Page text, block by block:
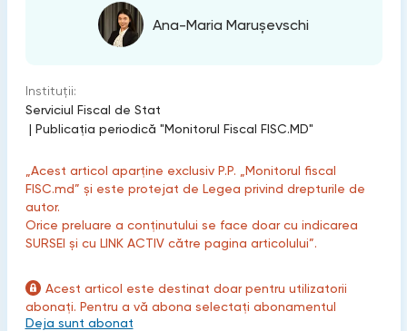
Ana-Maria Marușevschi
Instituții:
Serviciul Fiscal de Stat
| Publicaţia periodică "Monitorul Fiscal FISC.MD"
„Acest articol aparține exclusiv P.P. „Monitorul fiscal
FISC.md” și este protejat de Legea privind drepturile de
autor.
Orice preluare a conținutului se face doar cu indicarea
SURSEI și cu LINK ACTIV către pagina articolului”.
Acest articol este destinat doar pentru utilizatorii
abonați. Pentru a vă abona selectați abonamentul
Deja sunt abonat